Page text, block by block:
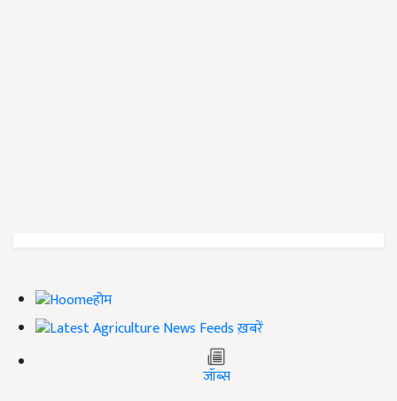
होम
ख़बरें
जॉब्स